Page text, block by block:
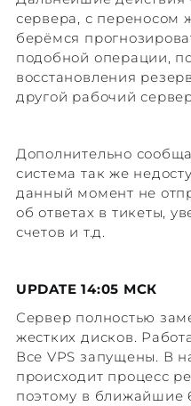
сервера, с переносом
берёмся
подобной операции,
восстановления
другой рабочий
Дополнительно
система так же
данный момент не
об ответах в тикеты,
счетов и т.д.
UPDATE 14:05 МСК
Сервер полностью
жестких дисков.
Все VPS запущены. В
происходит процесс
поэтому в ближайшие